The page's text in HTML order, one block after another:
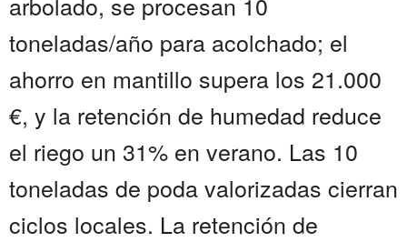
toneladas/año para acolchado; el
ahorro en mantillo supera los 21.000
€, y la retención de humedad reduce
el riego un 31% en verano. Las 10
toneladas de poda valorizadas cierran
ciclos locales. La retención de